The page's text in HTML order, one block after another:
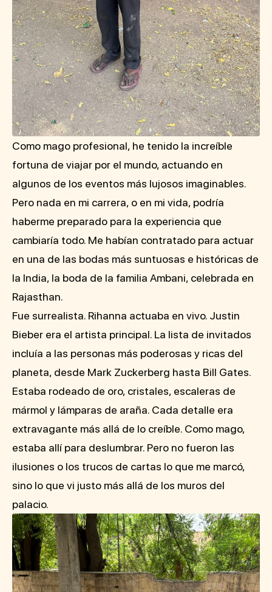
Como mago profesional, he tenido la increíble
fortuna de viajar por el mundo, actuando en
algunos de los eventos más lujosos imaginables.
Pero nada en mi carrera, o en mi vida, podría
haberme preparado para la experiencia que
cambiaría todo. Me habían contratado para actuar
en una de las bodas más suntuosas e históricas de
la India, la boda de la familia Ambani, celebrada en
Rajasthan.
Fue surrealista. Rihanna actuaba en vivo. Justin
Bieber era el artista principal. La lista de invitados
incluía a las personas más poderosas y ricas del
planeta, desde Mark Zuckerberg hasta Bill Gates.
Estaba rodeado de oro, cristales, escaleras de
mármol y lámparas de araña. Cada detalle era
extravagante más allá de lo creíble. Como mago,
estaba allí para deslumbrar. Pero no fueron las
ilusiones o los trucos de cartas lo que me marcó,
sino lo que vi justo más allá de los muros del
palacio.